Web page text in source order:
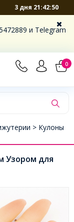
3 дня 21:42:49
и Telegram
0
> Кулоны
Узором для